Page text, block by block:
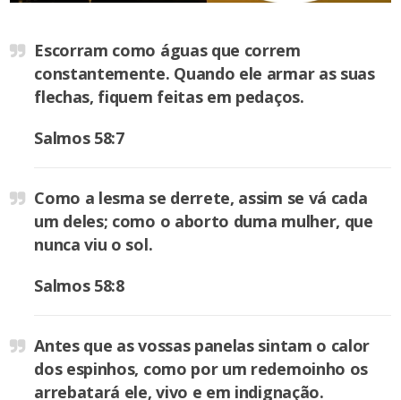
Escorram como águas que correm
constantemente. Quando ele armar as suas
flechas, fiquem feitas em pedaços.
Salmos 58:7
Como a lesma se derrete, assim se vá cada
um deles; como o aborto duma mulher, que
nunca viu o sol.
Salmos 58:8
Antes que as vossas panelas sintam o calor
dos espinhos, como por um redemoinho os
arrebatará ele, vivo e em indignação.